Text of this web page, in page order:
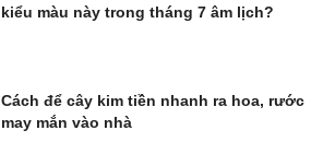
kiểu màu này trong tháng 7 âm lịch?
Cách để cây kim tiền nhanh ra hoa, rước
may mắn vào nhà